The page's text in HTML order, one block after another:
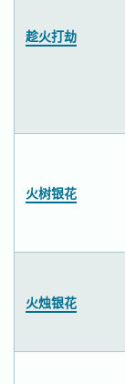
趁火打劫
火树银花
火烛银花